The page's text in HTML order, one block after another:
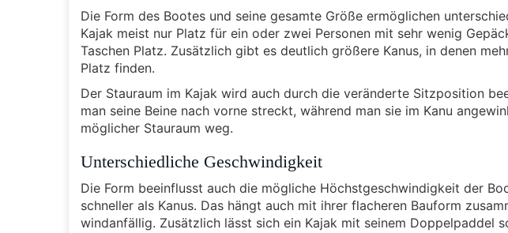
Die Form des Bootes und seine gesamte Größe ermöglichen
Kajak meist nur Platz für ein oder zwei Personen mit sehr wenig
Taschen Platz. Zusätzlich gibt es deutlich größere Kanus, in denen
Platz finden.
Der Stauraum im Kajak wird auch durch die veränderte Sitzposition
man seine Beine nach vorne streckt, während man sie im Kanu
möglicher Stauraum weg.
Unterschiedliche Geschwindigkeit
Die Form beeinflusst auch die mögliche Höchstgeschwindigkeit der
schneller als Kanus. Das hängt auch mit ihrer flacheren Bauform
windanfällig. Zusätzlich lässt sich ein Kajak mit seinem Doppelpaddel